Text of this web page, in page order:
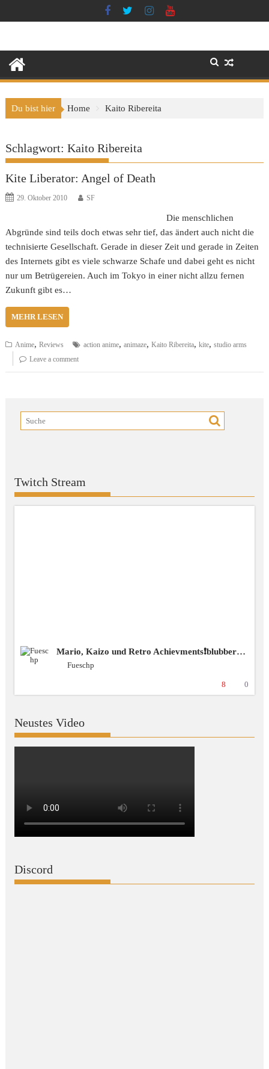
to
Du bist hier Home Kaito Ribereita
Schlagwort:Kaito Ribereita
Kite Liberator: Angel of Death
29. Oktober 2010 SF
Die menschlichen
Abgründe sind teils doch etwas sehr tief, das ändert auch nicht die
technisierte Gesellschaft. Gerade in dieser Zeit und gerade in Zeiten
des Internets gibt es viele schwarze Schafe und dabei geht es nicht
nur um Betrügereien. Auch im Tokyo in einer nicht allzu fernen
Zukunft gibt es…
MEHR LESEN
Anime,Reviews action anime,animaze,Kaito Ribereita,kite,studio arms
Leave a comment
Twitch Stream
Mario, Kaizo und Retro Achievments❗️blubbercast❗️Discord ❗️BSG [+18 GER]
Fueschp
8 0
Neustes Video
Discord